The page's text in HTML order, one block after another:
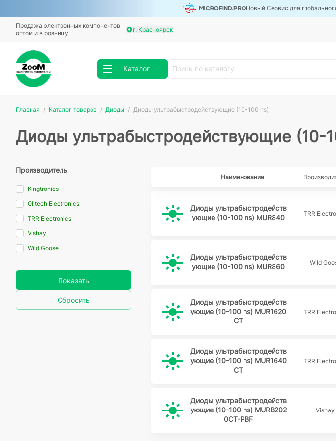
Новый Сервис для
Продажа электронных компонентов
оптом и в розницу
г. Красноярск
Каталог
Главная Каталог товаров Диоды Диоды ультрабыстродействующие (10-100 ns)
Диоды ультрабыстродействующие (10-
Производитель
Kingtronics
Olitech Electronics
TRR Electronics
Vishay
Wild Goose
Показать
Сбросить
Наименование
Диоды ультрабыстродейств
ующие (10-100 ns) MUR840
TRR
Диоды ультрабыстродейств
ующие (10-100 ns) MUR860
Wild
Диоды ультрабыстродейств
ующие (10-100 ns) MUR1620
CT
TRR
Диоды ультрабыстродейств
ующие (10-100 ns) MUR1640
CT
TRR
Диоды ультрабыстродейств
ующие (10-100 ns) MURB202
0CT-PBF
Vishay